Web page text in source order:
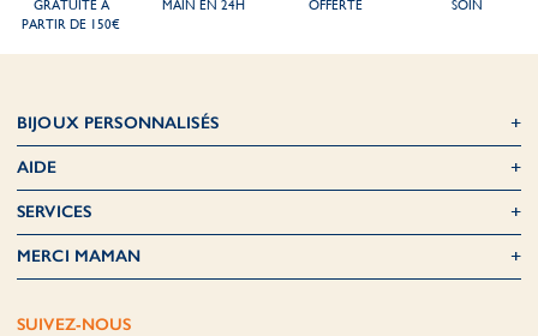
GRATUITE À
PARTIR DE 150€
MAIN EN 24H
OFFERTE
SOIN
BIJOUX PERSONNALISÉS
AIDE
SERVICES
MERCI MAMAN
SUIVEZ-NOUS